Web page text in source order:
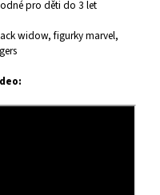
pro děti do 3 let
widow, figurky marvel,